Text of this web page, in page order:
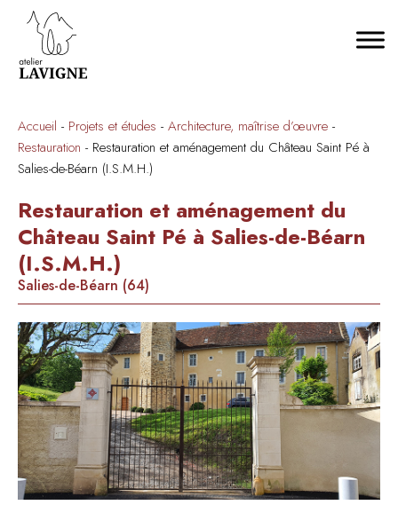
Accueil - Projets et études - Architecture, maîtrise d’œuvre -
Restauration - Restauration et aménagement du Château Saint Pé à
Salies-de-Béarn (I.S.M.H.)
Restauration et aménagement du
Château Saint Pé à Salies-de-Béarn
(I.S.M.H.)
Salies-de-Béarn (64)